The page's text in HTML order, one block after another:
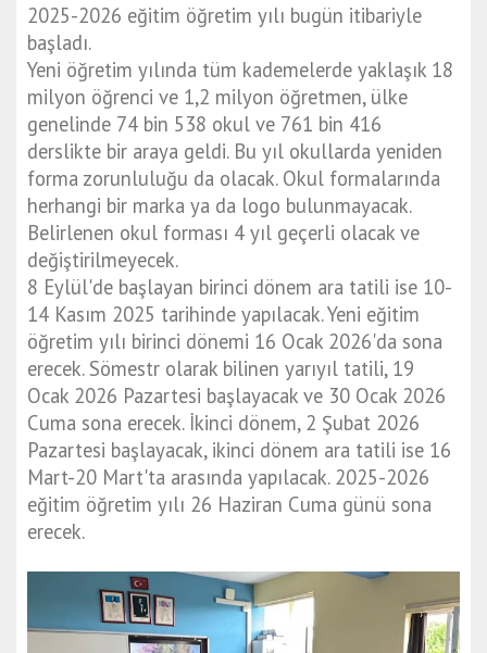
2025-2026 eğitim öğretim yılı bugün itibariyle
başladı.
Yeni öğretim yılında tüm kademelerde yaklaşık 18
milyon öğrenci ve 1,2 milyon öğretmen, ülke
genelinde 74 bin 538 okul ve 761 bin 416
derslikte bir araya geldi. Bu yıl okullarda yeniden
forma zorunluluğu da olacak. Okul formalarında
herhangi bir marka ya da logo bulunmayacak.
Belirlenen okul forması 4 yıl geçerli olacak ve
değiştirilmeyecek.
8 Eylül'de başlayan birinci dönem ara tatili ise 10-
14 Kasım 2025 tarihinde yapılacak. Yeni eğitim
öğretim yılı birinci dönemi 16 Ocak 2026'da sona
erecek. Sömestr olarak bilinen yarıyıl tatili, 19
Ocak 2026 Pazartesi başlayacak ve 30 Ocak 2026
Cuma sona erecek. İkinci dönem, 2 Şubat 2026
Pazartesi başlayacak, ikinci dönem ara tatili ise 16
Mart-20 Mart'ta arasında yapılacak. 2025-2026
eğitim öğretim yılı 26 Haziran Cuma günü sona
erecek.